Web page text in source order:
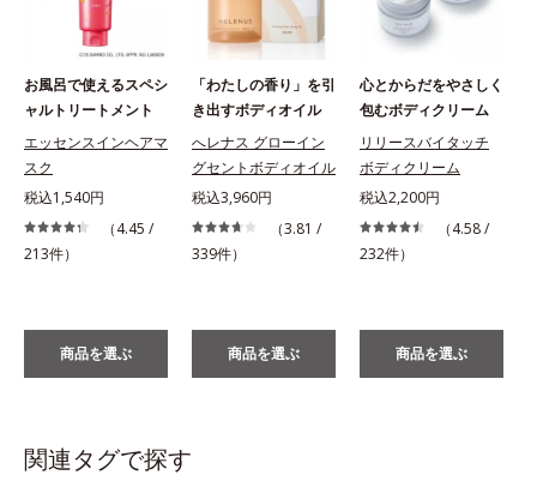
お風呂で使えるスペシ
ャルトリートメント
エッセンスインヘアマ
スク
税込1,540円
（4.45 /
213件）
商品を選ぶ
「わたしの香り」を引
き出すボディオイル
へレナス グローイン
グセントボディオイル
税込3,960円
（3.81 /
339件）
商品を選ぶ
心とからだをやさしく
包むボディクリーム
リリースバイタッチ
ボディクリーム
税込2,200円
（4.58 /
232件）
商品を選ぶ
関連タグで探す